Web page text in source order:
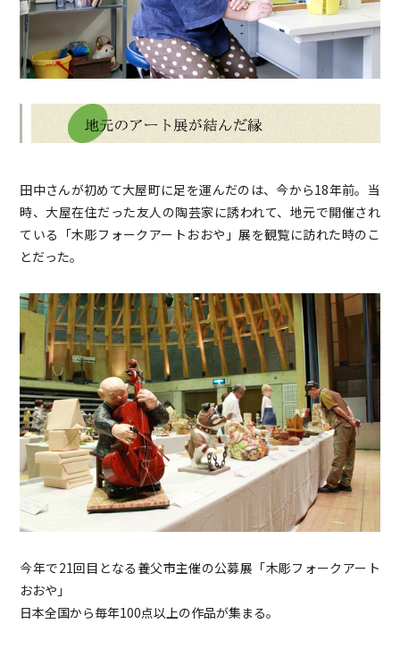
田中さんが初めて大屋町に足を運んだのは、今から18年前。当
時、大屋在住だった友人の陶芸家に誘われて、地元で開催され
ている「木彫フォークアートおおや」展を観覧に訪れた時のこ
とだった。
今年で21回目となる養父市主催の公募展「木彫フォークアート
おおや」
日本全国から毎年100点以上の作品が集まる。